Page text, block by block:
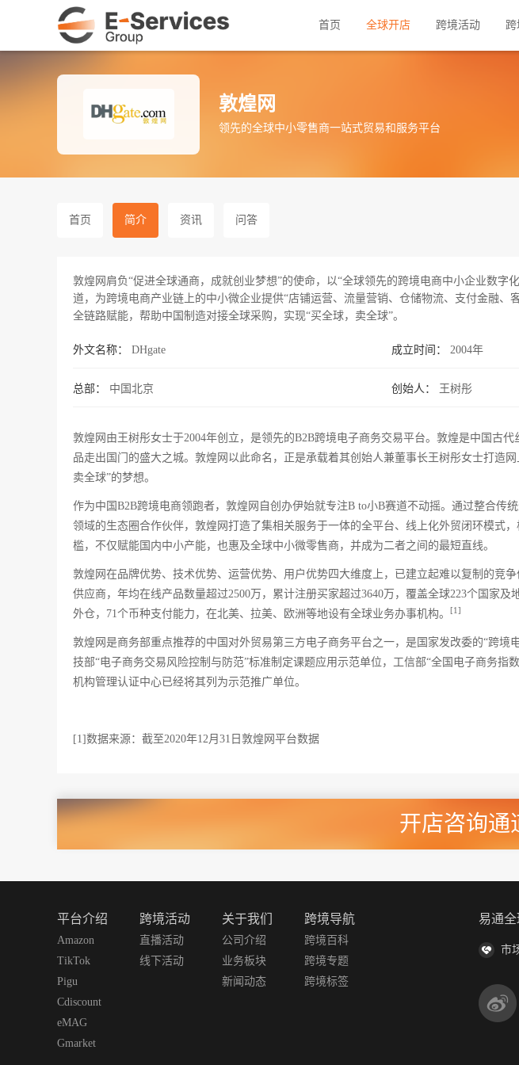
首页 全球开店 跨境活动
敦煌网
领先的全球中小零售商一站式贸易和服务平台
首页 简介 资讯 问答
敦煌网肩负“促进全球通商，成就创业梦想”的使命，以“全球领先的跨境电商中小企业数字
道，为跨境电商产业链上的中小微企业提供“店铺运营、流量营销、仓储物流、支付金融、
全链路赋能，帮助中国制造对接全球采购，实现“买全球，卖全球”。
外文名称： DHgate 成立时间： 2004年
总部： 中国北京 创始人： 王树彤
敦煌网由王树彤女士于2004年创立，是领先的B2B跨境电子商务交易平台。敦煌是中国古
品走出国门的盛大之城。敦煌网以此命名，正是承载着其创始人兼董事长王树彤女士打造网
卖全球”的梦想。
作为中国B2B跨境电商领跑者，敦煌网自创办伊始就专注B to小B赛道不动摇。通过整合传
领域的生态圈合作伙伴，敦煌网打造了集相关服务于一体的全平台、线上化外贸闭环模式，
槛，不仅赋能国内中小产能，也惠及全球中小微零售商，并成为二者之间的最短直线。
敦煌网在品牌优势、技术优势、运营优势、用户优势四大维度上，已建立起难以复制的竞
供应商，年均在线产品数量超过2500万，累计注册买家超过3640万，覆盖全球223个国家及
外仓，71个币种支付能力，在北美、拉美、欧洲等地设有全球业务办事机构。
[1]
敦煌网是商务部重点推荐的中国对外贸易第三方电子商务平台之一，是国家发改委的“跨境
技部“电子商务交易风险控制与防范”标准制定课题应用示范单位，工信部“全国电子商务指
机构管理认证中心已经将其列为示范推广单位。
[1]数据来源：截至2020年12月31日敦煌网平台数据
开店咨询通
平台介绍
Amazon
TikTok
Pigu
Cdiscount
eMAG
Gmarket
跨境活动
直播活动
线下活动
关于我们
公司介绍
业务板块
新闻动态
跨境导航
跨境百科
跨境专题
跨境标签
易通
市